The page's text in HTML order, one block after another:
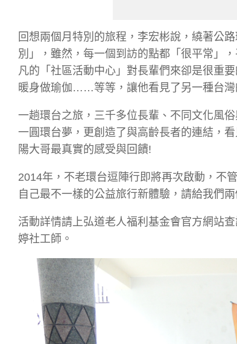
回想兩個月特別的旅程，李宏彬說，繞著公
別」，雖然，每一個到訪的點都「很平常」
凡的「社區活動中心」對長輩們來卻是很重
暖身做瑜伽……等等，讓他看見了另一種台灣
一趟環台之旅，三千多位長輩、不同文化風
一圓環台夢，更創造了與高齡長者的連結，
陽大哥最真實的感受與回饋!
2014年，不老環台逗陣行即將再次啟動，不
自己最不一樣的公益旅行新體驗，請給我們
活動詳情請上弘道老人福利基金會官方網站
婷社工師。